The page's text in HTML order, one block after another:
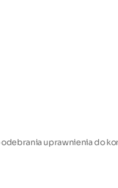
uprawnienia do